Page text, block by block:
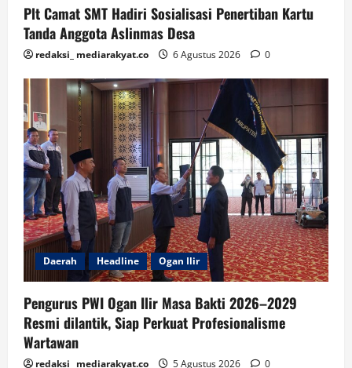
Plt Camat SMT Hadiri Sosialisasi Penertiban Kartu
Tanda Anggota Aslinmas Desa
redaksi_ mediarakyat.co 6 Agustus 2026 0
Daerah Headline Ogan Ilir
Pengurus PWI Ogan Ilir Masa Bakti 2026–2029
Resmi dilantik, Siap Perkuat Profesionalisme
Wartawan
redaksi_ mediarakyat.co 5 Agustus 2026 0